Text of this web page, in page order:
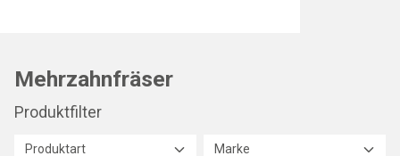
Mehrzahnfräser
Produktfilter
Produktart Marke